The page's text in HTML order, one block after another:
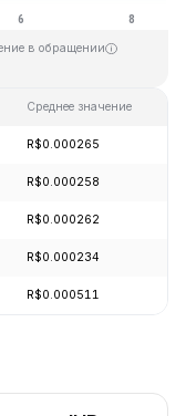
в обращении
Среднее значение
R$0.000265
R$0.000258
R$0.000262
R$0.000234
R$0.000511